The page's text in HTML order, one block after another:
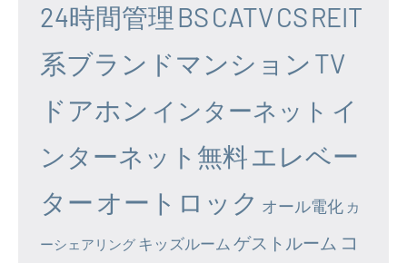
24時間管理 BSCATVCSREIT
系ブランドマンション TV
ドアホン インターネット イ
ンターネット無料エレベー
ター オートロック オール電化 カ
ーシェアリング キッズルーム ゲストルーム コ